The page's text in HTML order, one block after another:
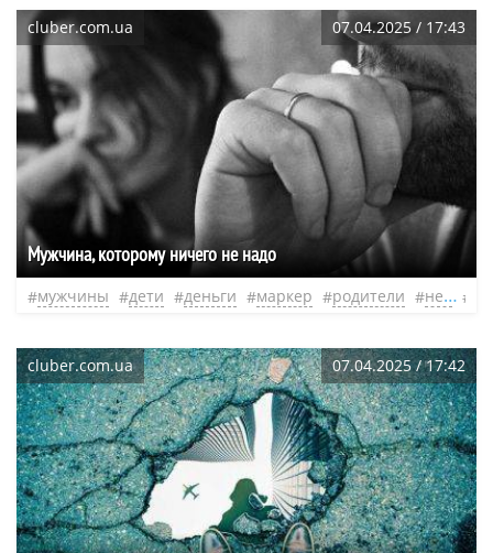
cluber.com.ua 07.04.2025 / 17:43
Мужчина, которому ничего не надо
мужчины дети деньги маркер родители нео
cluber.com.ua 07.04.2025 / 17:42